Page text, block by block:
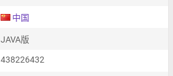
中国
JAVA版
438226432